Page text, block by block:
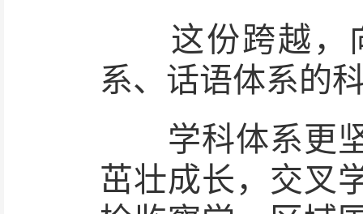
这份跨越，向
系、话语体系的
学科体系更坚
茁壮成长，交叉